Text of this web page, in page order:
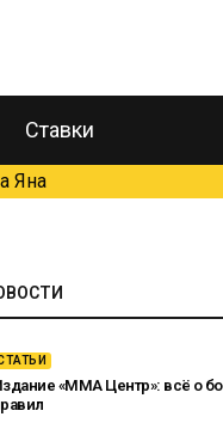
Ставки
Яна
«ММА Центр»: всё о